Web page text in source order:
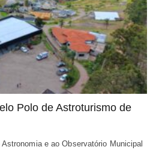
Polo de Astroturismo de
e ao Observatório Municipal